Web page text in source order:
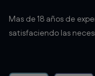
Mas de 18 años de
satisfaciendo las